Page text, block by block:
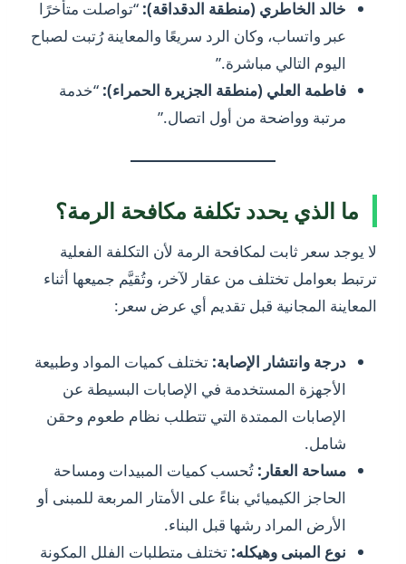
خالد الخاطري (منطقة الدقداقة): “تواصلت متأخرًا
عبر واتساب، وكان الرد سريعًا والمعاينة رُتبت لصباح
اليوم التالي مباشرة.”
فاطمة العلي (منطقة الجزيرة الحمراء): “خدمة
مرتبة وواضحة من أول اتصال.”
ما الذي يحدد تكلفة مكافحة الرمة؟
لا يوجد سعر ثابت لمكافحة الرمة لأن التكلفة الفعلية
ترتبط بعوامل تختلف من عقار لآخر، وتُقيَّم جميعها أثناء
المعاينة المجانية قبل تقديم أي عرض سعر:
درجة وانتشار الإصابة: تختلف كميات المواد وطبيعة
الأجهزة المستخدمة في الإصابات البسيطة عن
الإصابات الممتدة التي تتطلب نظام طعوم وحقن
شامل.
مساحة العقار: تُحسب كميات المبيدات ومساحة
الحاجز الكيميائي بناءً على الأمتار المربعة للمبنى أو
الأرض المراد رشها قبل البناء.
نوع المبنى وهيكله: تختلف متطلبات الفلل المكونة